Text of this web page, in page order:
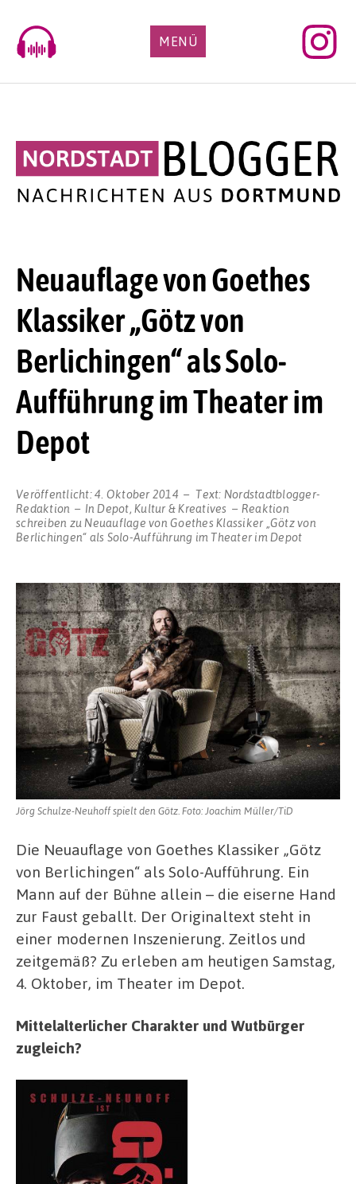
content
MENÜ
Neuauflage von Goethes
Klassiker „Götz von
Berlichingen“ als Solo-
Aufführung im Theater im
Depot
Veröffentlicht:4. Oktober 2014 Text: Nordstadtblogger-
Redaktion
InDepot, Kultur & Kreatives
Reaktion
schreiben zu Neuauflage von Goethes Klassiker „Götz von
Berlichingen“ als Solo-Aufführung im Theater im Depot
Jörg Schulze-Neuhoff spielt den Götz. Foto: Joachim Müller/TiD
Die Neuauflage von Goethes Klassiker „Götz
von Berlichingen“ als Solo-Aufführung. Ein
Mann auf der Bühne allein – die eiserne Hand
zur Faust geballt. Der Originaltext steht in
einer modernen Inszenierung. Zeitlos und
zeitgemäß? Zu erleben am heutigen Samstag,
4. Oktober, im Theater im Depot.
Mittelalterlicher Charakter und Wutbürger
zugleich?